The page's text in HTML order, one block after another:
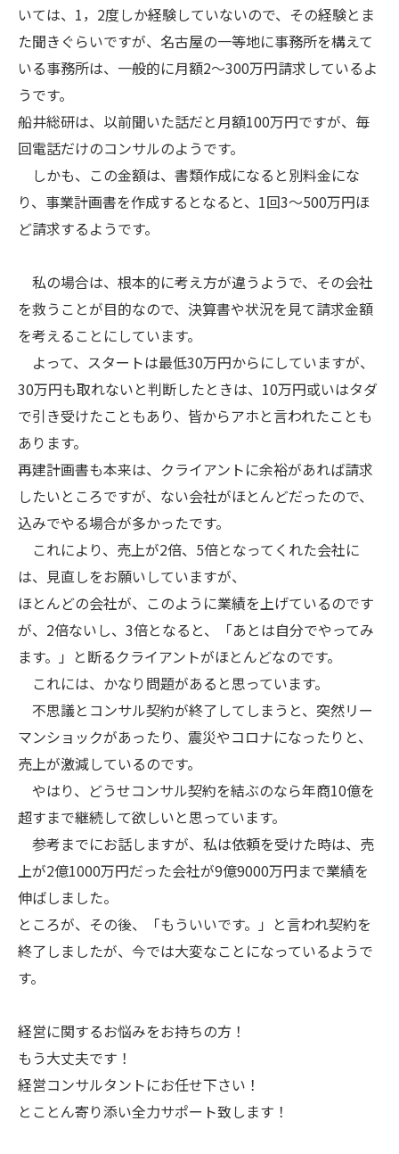
いては、1，2度しか経験していないので、その経験とま
た聞きぐらいですが、名古屋の一等地に事務所を構えて
いる事務所は、一般的に月額2～300万円請求しているよ
うです。
船井総研は、以前聞いた話だと月額100万円ですが、毎
回電話だけのコンサルのようです。
しかも、この金額は、書類作成になると別料金にな
り、事業計画書を作成するとなると、1回3～500万円ほ
ど請求するようです。
私の場合は、根本的に考え方が違うようで、その会社
を救うことが目的なので、決算書や状況を見て請求金額
を考えることにしています。
よって、スタートは最低30万円からにしていますが、
30万円も取れないと判断したときは、10万円或いはタダ
で引き受けたこともあり、皆からアホと言われたことも
あります。
再建計画書も本来は、クライアントに余裕があれば請求
したいところですが、ない会社がほとんどだったので、
込みでやる場合が多かったです。
これにより、売上が2倍、5倍となってくれた会社に
は、見直しをお願いしていますが、
ほとんどの会社が、このように業績を上げているのです
が、2倍ないし、3倍となると、「あとは自分でやってみ
ます。」と断るクライアントがほとんどなのです。
これには、かなり問題があると思っています。
不思議とコンサル契約が終了してしまうと、突然リー
マンショックがあったり、震災やコロナになったりと、
売上が激減しているのです。
やはり、どうせコンサル契約を結ぶのなら年商10億を
超すまで継続して欲しいと思っています。
参考までにお話しますが、私は依頼を受けた時は、売
上が2億1000万円だった会社が9億9000万円まで業績を
伸ばしました。
ところが、その後、「もういいです。」と言われ契約を
終了しましたが、今では大変なことになっているようで
す。
経営に関するお悩みをお持ちの方！
もう大丈夫です！
経営コンサルタントにお任せ下さい！
とことん寄り添い全力サポート致します！